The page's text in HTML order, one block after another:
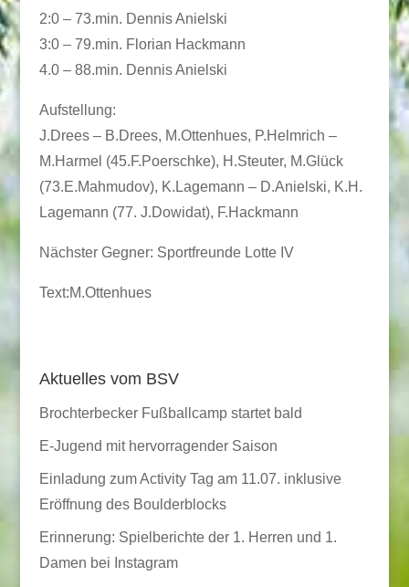
2:0 – 73.min. Dennis Anielski
3:0 – 79.min. Florian Hackmann
4.0 – 88.min. Dennis Anielski
Aufstellung:
J.Drees – B.Drees, M.Ottenhues, P.Helmrich –
M.Harmel (45.F.Poerschke), H.Steuter, M.Glück
(73.E.Mahmudov), K.Lagemann – D.Anielski, K.H.
Lagemann (77. J.Dowidat), F.Hackmann
Nächster Gegner: Sportfreunde Lotte IV
Text:M.Ottenhues
Aktuelles vom BSV
Brochterbecker Fußballcamp startet bald
E-Jugend mit hervorragender Saison
Einladung zum Activity Tag am 11.07. inklusive
Eröffnung des Boulderblocks
Erinnerung: Spielberichte der 1. Herren und 1.
Damen bei Instagram